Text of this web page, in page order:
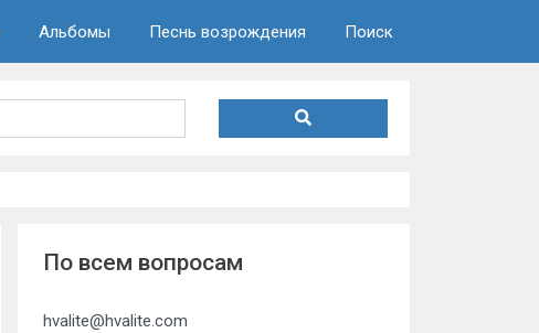
Альбомы Песнь возрождения Поиск
По всем вопросам
hvalite@hvalite.com